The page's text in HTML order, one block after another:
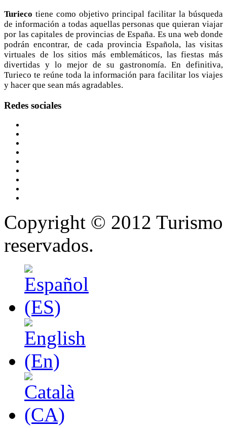
Turieco tiene como objetivo principal facilitar la búsqueda
de información a todas aquellas personas que quieran viajar
por las capitales de provincias de España. Es una web donde
podrán encontrar, de cada provincia Española, las visitas
virtuales de los sitios más emblemáticos, las fiestas más
divertidas y lo mejor de su gastronomía. En definitiva,
Turieco te reúne toda la información para facilitar los viajes
y hacer que sean más agradables.
Redes sociales
Copyright © 2012 Turismo
reservados.